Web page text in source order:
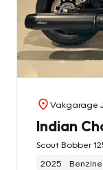
Vakgarage
Indian
Scout Bobber
2025
Benzine